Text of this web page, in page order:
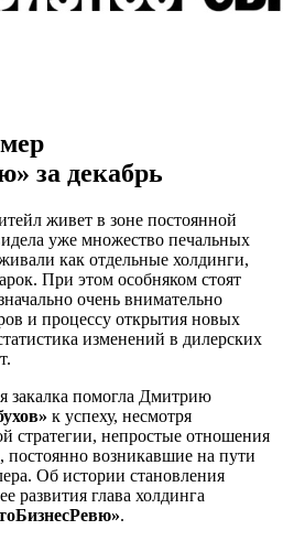
за декабрь
живет в зоне постоянной
уже множество печальных
как отдельные холдинги,
При этом особняком стоят
очень внимательно
и процессу открытия новых
изменений в дилерских
закалка помогла Дмитрию
к успеху, несмотря
стратегии, непростые отношения
постоянно возникавшие на пути
Об истории становления
развития глава холдинга
.